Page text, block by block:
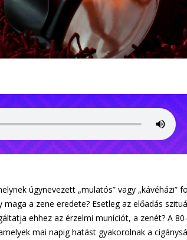
úgynevezett „mulatós” vagy „kávéházi”
a zene eredete? Esetleg az előadás
ehhez az érzelmi muníciót, a zenét? A
mai napig hatást gyakorolnak a